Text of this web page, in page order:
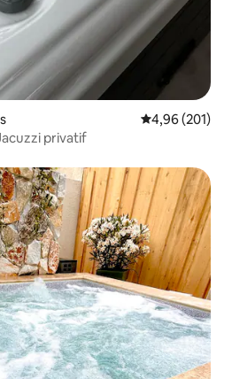
Évaluation
4,96 (201)
privatif